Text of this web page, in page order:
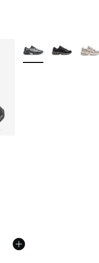
en baisse de € 104,99 à
Plus de couleurs